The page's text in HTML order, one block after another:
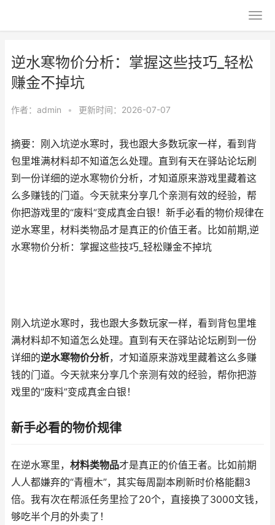
逆水寒物价分析：掌握这些技巧_轻松
赚金不掉坑
作者： admin • 更新时间：2026-07-07
摘要：刚入坑逆水寒时，我也跟大多数玩家一样，看到背
包里堆满材料却不知道怎么处理。直到有天在驿站论坛刷
到一份详细的逆水寒物价分析，才知道原来游戏里藏着这
么多赚钱的门道。今天就来分享几个亲测有效的经验，帮
你把游戏里的“废料”变成真金白银！新手必看的物价规律在
逆水寒里，材料类物品才是真正的价值王者。比如前期,逆
水寒物价分析：掌握这些技巧_轻松赚金不掉坑
刚入坑逆水寒时，我也跟大多数玩家一样，看到背包里堆
满材料却不知道怎么处理。直到有天在驿站论坛刷到一份
详细的逆水寒物价分析，才知道原来游戏里藏着这么多赚
钱的门道。今天就来分享几个亲测有效的经验，帮你把游
戏里的“废料”变成真金白银！
新手必看的物价规律
在逆水寒里， 材料类物品才是真正的价值王者。比如前期
人人都嫌弃的“青檀木”，其实每周副本刷新时价格能翻3
倍。我有次在帮派任务里捡了20个，直接换了3000文钱，
够吃半个月的外卖了！